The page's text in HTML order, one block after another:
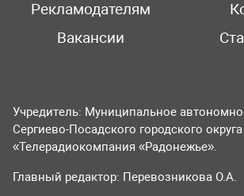
Рекламодателям
Вакансии
Учредитель: Муниципальное
Сергиево-Посадского городского округа
«Телерадиокомпания «Радонежье».
Главный редактор: Перевозникова О.А.